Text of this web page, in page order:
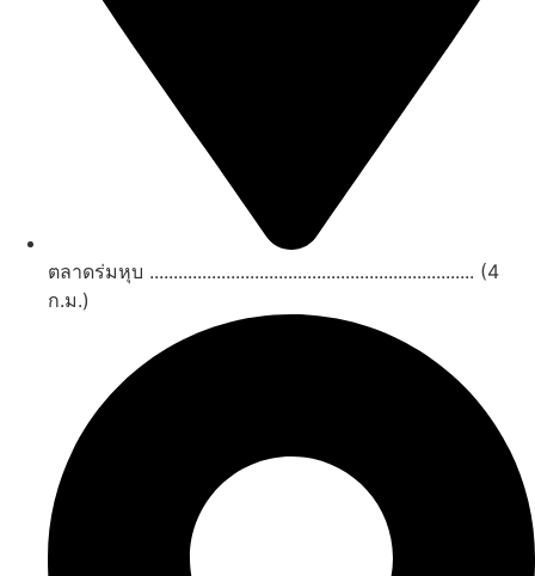
ตลาดร่มหุบ .................................................................... (4
ก.ม.)